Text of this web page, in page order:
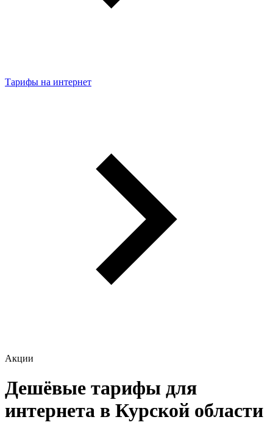
Тарифы на интернет
Акции
Дешёвые тарифы для
интернета в Курской области